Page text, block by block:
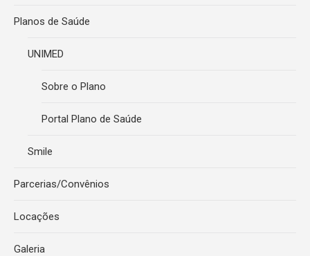
Planos de Saúde
UNIMED
Sobre o Plano
Portal Plano de Saúde
Smile
Parcerias/Convênios
Locações
Galeria